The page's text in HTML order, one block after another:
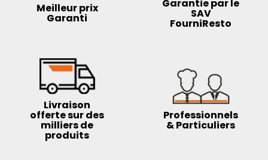
Meilleur prix
Garanti
Garantie par le
SAV
FourniResto
Livraison
offerte sur des
milliers de
produits
Professionnels
& Particuliers